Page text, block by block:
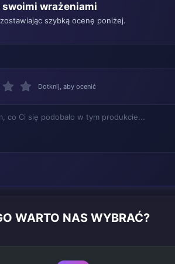
swoimi wrażeniami
szybką ocenę poniżej.
Dotknij, aby ocenić
WARTO NAS WYBRAĆ?